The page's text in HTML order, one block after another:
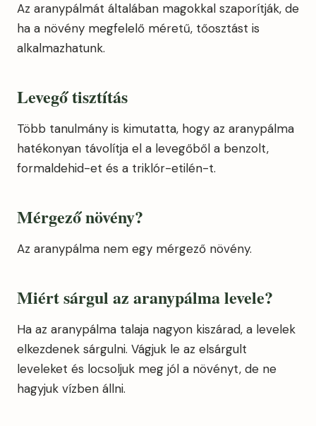
Az aranypálmát általában magokkal szaporítják, de
ha a növény megfelelő méretű, tőosztást is
alkalmazhatunk.
Levegő tisztítás
Több tanulmány is kimutatta, hogy az aranypálma
hatékonyan távolítja el a levegőből a benzolt,
formaldehid-et és a triklór-etilén-t.
Mérgező növény?
Az aranypálma nem egy mérgező növény.
Miért sárgul az aranypálma levele?
Ha az aranypálma talaja nagyon kiszárad, a levelek
elkezdenek sárgulni. Vágjuk le az elsárgult
leveleket és locsoljuk meg jól a növényt, de ne
hagyjuk vízben állni.